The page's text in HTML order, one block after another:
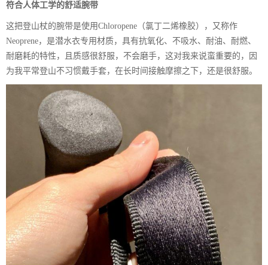
符合人体工学的舒适腕带
这把登山杖的腕带是使用Chloropene（氯丁二烯橡胶），又称作
Neoprene，是潜水衣专用材质，具有抗氧化、不吸水、耐油、耐燃、
耐磨耗的特性，且质感很舒服，不会磨手，这对我来说蛮重要的，因
为我平常登山不习惯戴手套，在长时间接触摩擦之下，还是很舒服。